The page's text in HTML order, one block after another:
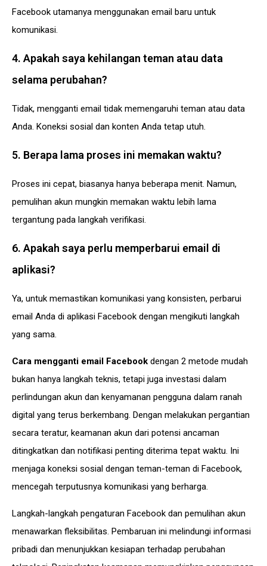
Facebook utamanya menggunakan email baru untuk
komunikasi.
4. Apakah saya kehilangan teman atau data
selama perubahan?
Tidak, mengganti email tidak memengaruhi teman atau data
Anda. Koneksi sosial dan konten Anda tetap utuh.
5. Berapa lama proses ini memakan waktu?
Proses ini cepat, biasanya hanya beberapa menit. Namun,
pemulihan akun mungkin memakan waktu lebih lama
tergantung pada langkah verifikasi.
6. Apakah saya perlu memperbarui email di
aplikasi?
Ya, untuk memastikan komunikasi yang konsisten, perbarui
email Anda di aplikasi Facebook dengan mengikuti langkah
yang sama.
Cara mengganti email Facebook dengan 2 metode mudah
bukan hanya langkah teknis, tetapi juga investasi dalam
perlindungan akun dan kenyamanan pengguna dalam ranah
digital yang terus berkembang. Dengan melakukan pergantian
secara teratur, keamanan akun dari potensi ancaman
ditingkatkan dan notifikasi penting diterima tepat waktu. Ini
menjaga koneksi sosial dengan teman-teman di Facebook,
mencegah terputusnya komunikasi yang berharga.
Langkah-langkah pengaturan Facebook dan pemulihan akun
menawarkan fleksibilitas. Pembaruan ini melindungi informasi
pribadi dan menunjukkan kesiapan terhadap perubahan